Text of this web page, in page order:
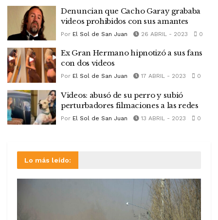
Denuncian que Cacho Garay grababa
videos prohibidos con sus amantes
Por El Sol de San Juan 26 ABRIL - 2023 0
Ex Gran Hermano hipnotizó a sus fans
con dos videos
Por El Sol de San Juan 17 ABRIL - 2023 0
Videos: abusó de su perro y subió
perturbadores filmaciones a las redes
Por El Sol de San Juan 13 ABRIL - 2023 0
Lo más leído: